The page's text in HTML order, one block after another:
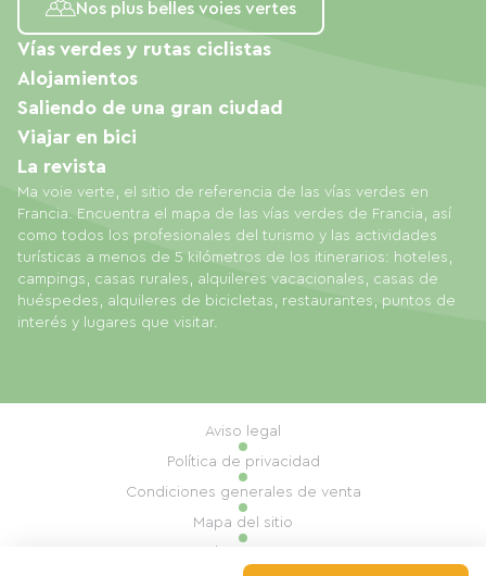
Nos plus belles voies vertes
Ma voie verte, el sitio de referencia de las vías verdes en
Francia. Encuentra el mapa de las vías verdes de Francia, así
como todos los profesionales del turismo y las actividades
turísticas a menos de 5 kilómetros de los itinerarios: hoteles,
campings, casas rurales, alquileres vacacionales, casas de
huéspedes, alquileres de bicicletas, restaurantes, puntos de
interés y lugares que visitar.
Vías verdes y rutas ciclistas
Alojamientos
Saliendo de una gran ciudad
Viajar en bici
La revista
Aviso legal
Política de privacidad
Condiciones generales de venta
Mapa del sitio